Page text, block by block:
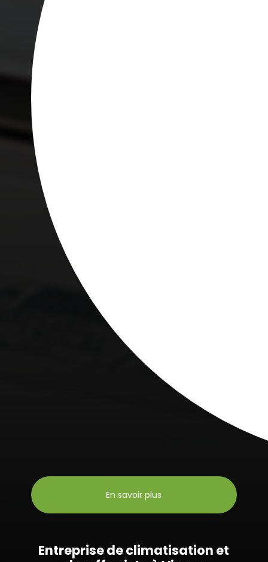
En savoir plus
Entreprise de climatisation et